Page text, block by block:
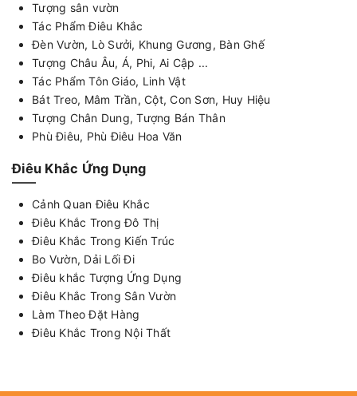
Tượng sân vườn
Tác Phẩm Điêu Khắc
Đèn Vườn, Lò Sưởi, Khung Gương, Bàn Ghế
Tượng Châu Âu, Á, Phi, Ai Cập ...
Tác Phẩm Tôn Giáo, Linh Vật
Bát Treo, Mâm Trần, Cột, Con Sơn, Huy Hiệu
Tượng Chân Dung, Tượng Bán Thân
Phù Điêu, Phù Điêu Hoa Văn
Điêu Khắc Ứng Dụng
Cảnh Quan Điêu Khắc
Điêu Khắc Trong Đô Thị
Điêu Khắc Trong Kiến Trúc
Bo Vườn, Dải Lối Đi
Điêu khắc Tượng Ứng Dụng
Điêu Khắc Trong Sân Vườn
Làm Theo Đặt Hàng
Điêu Khắc Trong Nội Thất